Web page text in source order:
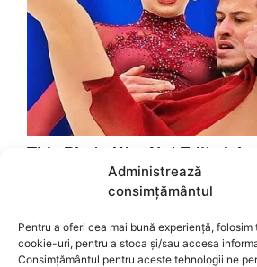
Administrează
consimțământul
Pentru a oferi cea mai bună experiență, folosim
cookie-uri, pentru a stoca și/sau accesa
Consimțământul pentru aceste tehnologii ne